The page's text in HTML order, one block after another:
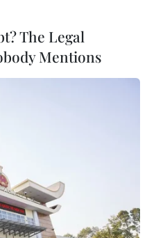
cấm vận thêm
The Legal
Mentions